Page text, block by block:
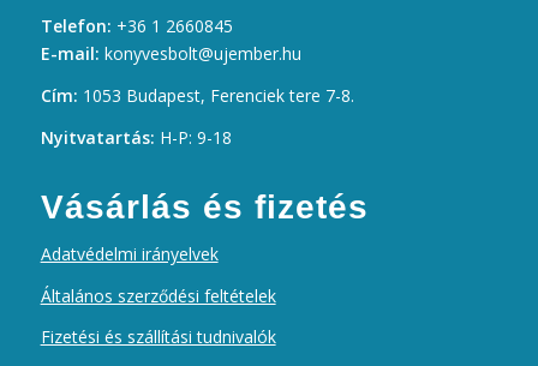
Telefon: +36 1 2660845
E-mail: konyvesbolt@ujember.hu
Cím: 1053 Budapest, Ferenciek tere 7-8.
Nyitvatartás: H-P: 9-18
Vásárlás és fizetés
Adatvédelmi irányelvek
Általános szerződési feltételek
Fizetési és szállítási tudnivalók